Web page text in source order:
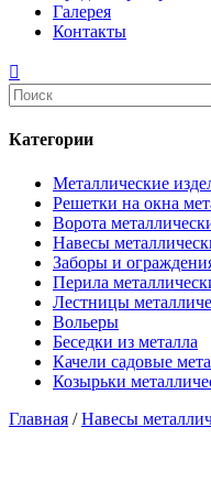
Галерея
Контакты
Категории
Металлические
Решетки на окна
Ворота
Навесы
Заборы и
Перила
Лестницы
Вольеры
Беседки из металла
Качели садовые
Козырьки
Главная /Навесы